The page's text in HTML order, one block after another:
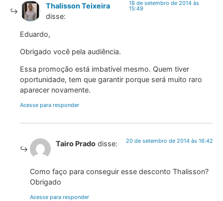
Thalisson Teixeira
disse:
18 de setembro de 2014 às
15:49
Eduardo,
Obrigado você pela audiência.
Essa promoção está imbatível mesmo. Quem tiver
oportunidade, tem que garantir porque será muito raro
aparecer novamente.
Acesse para responder
Tairo Prado disse: 20 de setembro de 2014 às 16:42
Como faço para conseguir esse desconto Thalisson?
Obrigado
Acesse para responder